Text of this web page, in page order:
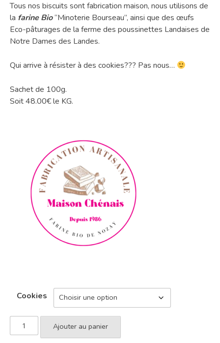
Tous nos biscuits sont fabrication maison, nous utilisons de
la farine Bio“Minoterie Bourseau”, ainsi que des œufs
Eco-pâturages de la ferme des poussinettes Landaises de
Notre Dames des Landes.
Qui arrive à résister à des cookies??? Pas nous…
Sachet de 100g.
Soit 48.00€ le KG.
Cookies
Ajouter au panier